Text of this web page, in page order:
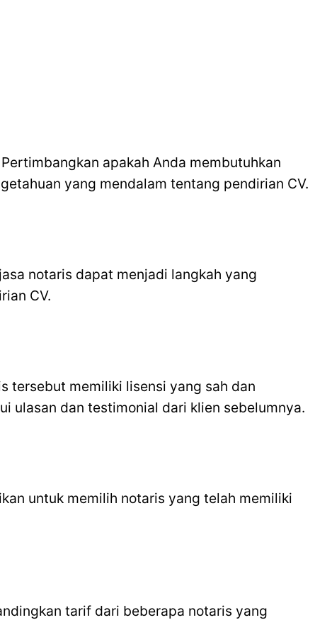
apakah Anda membutuhkan
yang mendalam tentang pendirian CV.
notaris dapat menjadi langkah yang
CV.
tersebut memiliki lisensi yang sah dan
ulasan dan testimonial dari klien sebelumnya.
untuk memilih notaris yang telah memiliki
tarif dari beberapa notaris yang